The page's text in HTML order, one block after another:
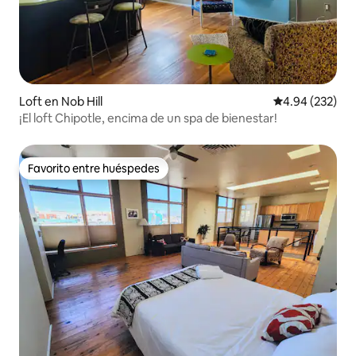
Loft en Nob Hill Calificación
4.94 (232)
¡El loft Chipotle, encima de un spa de bienestar!
Favorito entre huéspedes
Favorito entre huéspedes